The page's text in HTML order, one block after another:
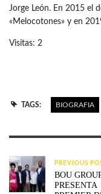
Jorge León. En 2015 el
«Melocotones» y en
Visitas: 2
TAGS: BIOGRAFIA
PREVIOUS
BOU
PRESENTA